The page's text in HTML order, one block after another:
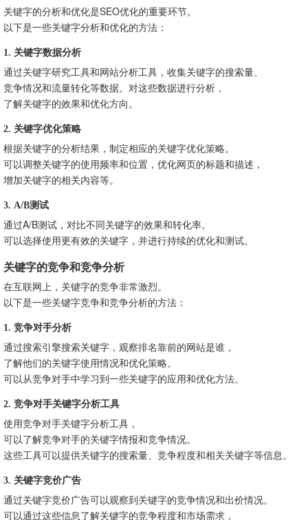
关键字的分析和优化是SEO优化的重要环节。
以下是一些关键字分析和优化的方法：
1. 关键字数据分析
通过关键字研究工具和网站分析工具，收集关键字的搜索量、
竞争情况和流量转化等数据。对这些数据进行分析，
了解关键字的效果和优化方向。
2. 关键字优化策略
根据关键字的分析结果，制定相应的关键字优化策略。
可以调整关键字的使用频率和位置，优化网页的标题和描述，
增加关键字的相关内容等。
3. A/B测试
通过A/B测试，对比不同关键字的效果和转化率。
可以选择使用更有效的关键字，并进行持续的优化和测试。
关键字的竞争和竞争分析
在互联网上，关键字的竞争非常激烈。
以下是一些关键字竞争和竞争分析的方法：
1. 竞争对手分析
通过搜索引擎搜索关键字，观察排名靠前的网站是谁，
了解他们的关键字使用情况和优化策略。
可以从竞争对手中学习到一些关键字的应用和优化方法。
2. 竞争对手关键字分析工具
使用竞争对手关键字分析工具，
可以了解竞争对手的关键字情报和竞争情况。
这些工具可以提供关键字的搜索量、竞争程度和相关关键字等信息。
3. 关键字竞价广告
通过关键字竞价广告可以观察到关键字的竞争情况和出价情况。
可以通过这些信息了解关键字的竞争程度和市场需求，